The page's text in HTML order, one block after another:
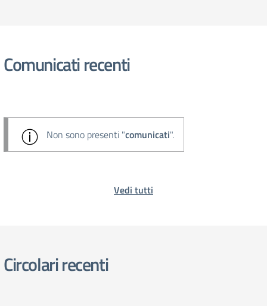
Comunicati recenti
Non sono presenti "comunicati".
Vedi tutti
Circolari recenti